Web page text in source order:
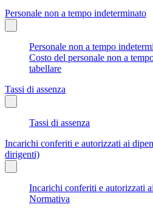
Personale non a tempo indeterminato
Personale non a tempo
Costo del personale non a
tabellare
Tassi di assenza
Tassi di assenza
Incarichi conferiti e autorizzati ai
dirigenti)
Incarichi conferiti e autorizzati
Normativa